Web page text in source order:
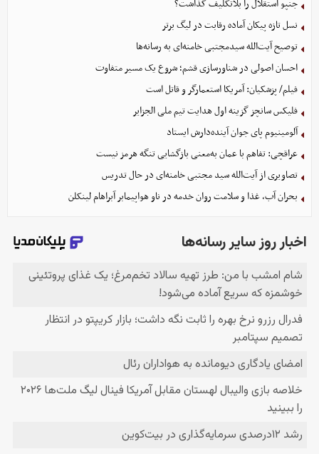
جنپو استقلال را بلاتکلیف گذاشت؟
نسل تازه پیکان آماده رقابت در لیگ برتر
توصیح آیت‌الله سیدمجتبی خامنه‌ای به رسانه‌ها
احسان اصولی در شناورسازی قشم؛ شروع یک مسیر متفاوت
فیلم/ پزشکیان: آمریکا استعمارگر و قاتل است
فلیکس سانچز گزینه اول هدایت تیم ملی الجزایر
آلومینیوم پای جوان آینده‌دارش ایستاد
عراقچی: تفاهم با عمان به‌معنی بازگشایی تنگه هرمز نیست
تصاویری از آیت‌الله سید مجتبی خامنه‌ای در حال تدریس
بحران آب، غذا و سلامت روان خدمه در ناو هواپیمابر آبراهام لینکلن